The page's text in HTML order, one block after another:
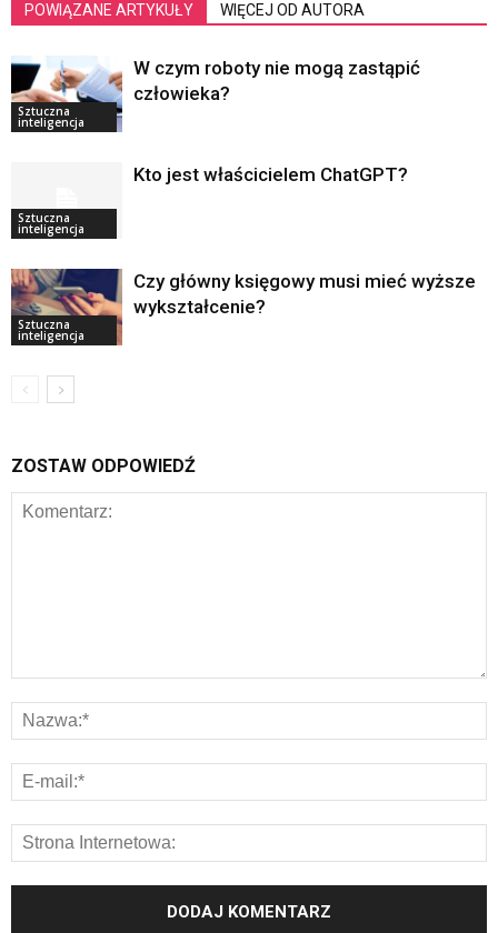
POWIĄZANE ARTYKUŁY WIĘCEJ OD AUTORA
Sztuczna
inteligencja
W czym roboty nie mogą zastąpić
człowieka?
Sztuczna
inteligencja
Kto jest właścicielem ChatGPT?
Sztuczna
inteligencja
Czy główny księgowy musi mieć wyższe
wykształcenie?
ZOSTAW ODPOWIEDŹ